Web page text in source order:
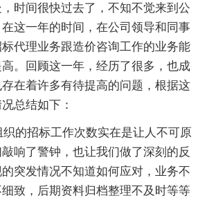
时间很快过去了，不知不觉来到公
这一年的时间，在公司领导和同事
代理业务跟造价咨询工作的业务能
。回顾这一年，经历了很多，也成
在着许多有待提高的问题，根据这
总结如下：
招标工作次数实在是让人不可原
响了警钟，也让我们做了深刻的反
突发情况不知道如何应对，业务不
致，后期资料归档整理不及时等等